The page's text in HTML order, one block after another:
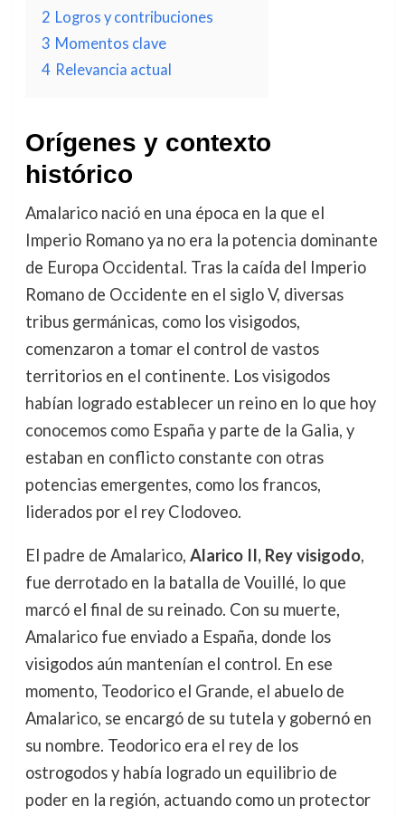
2 Logros y contribuciones
3 Momentos clave
4 Relevancia actual
Orígenes y contexto
histórico
Amalarico nació en una época en la que el
Imperio Romano ya no era la potencia dominante
de Europa Occidental. Tras la caída del Imperio
Romano de Occidente en el siglo V, diversas
tribus germánicas, como los visigodos,
comenzaron a tomar el control de vastos
territorios en el continente. Los visigodos
habían logrado establecer un reino en lo que hoy
conocemos como España y parte de la Galia, y
estaban en conflicto constante con otras
potencias emergentes, como los francos,
liderados por el rey Clodoveo.
El padre de Amalarico, Alarico II, Rey visigodo,
fue derrotado en la batalla de Vouillé, lo que
marcó el final de su reinado. Con su muerte,
Amalarico fue enviado a España, donde los
visigodos aún mantenían el control. En ese
momento, Teodorico el Grande, el abuelo de
Amalarico, se encargó de su tutela y gobernó en
su nombre. Teodorico era el rey de los
ostrogodos y había logrado un equilibrio de
poder en la región, actuando como un protector